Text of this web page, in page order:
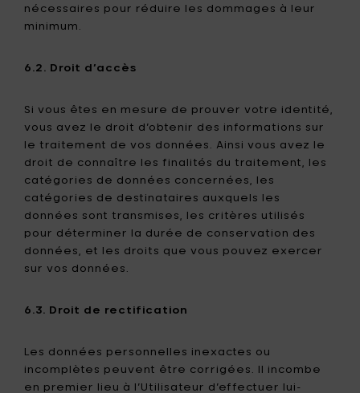
nécessaires pour réduire les dommages à leur
minimum.
6.2. Droit d’accès
Si vous êtes en mesure de prouver votre identité,
vous avez le droit d’obtenir des informations sur
le traitement de vos données. Ainsi vous avez le
droit de connaître les finalités du traitement, les
catégories de données concernées, les
catégories de destinataires auxquels les
données sont transmises, les critères utilisés
pour déterminer la durée de conservation des
données, et les droits que vous pouvez exercer
sur vos données.
6.3. Droit de rectification
Les données personnelles inexactes ou
incomplètes peuvent être corrigées. Il incombe
en premier lieu à l’Utilisateur d’effectuer lui-